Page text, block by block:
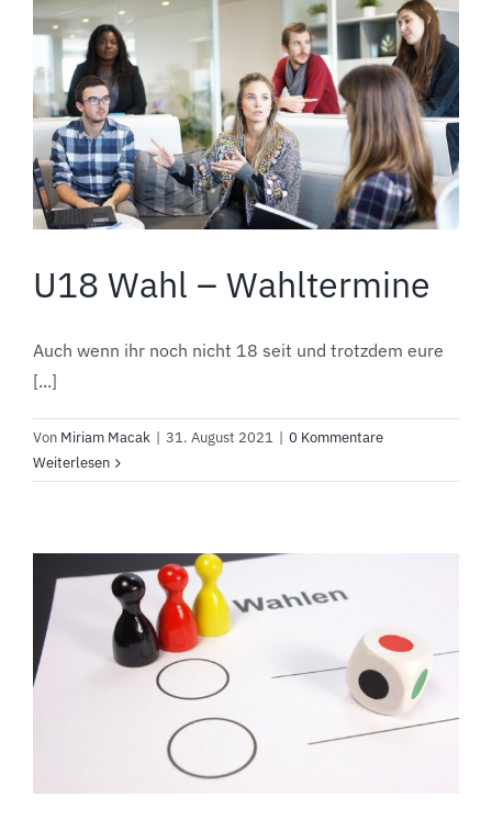
U18 Wahl – Wahltermine
Auch wenn ihr noch nicht 18 seit und trotzdem eure
[...]
Von Miriam Macak | 31. August 2021 | 0 Kommentare
Weiterlesen